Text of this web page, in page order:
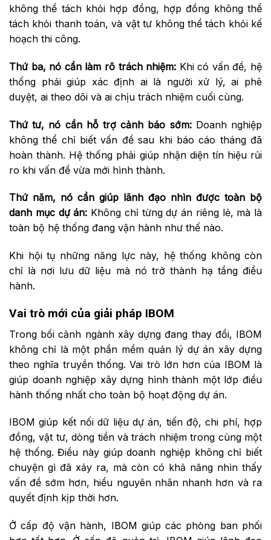
không thể tách khỏi hợp đồng, hợp đồng không thể
tách khỏi thanh toán, và vật tư không thể tách khỏi kế
hoạch thi công.
Thứ ba, nó cần làm rõ trách nhiệm: Khi có vấn đề, hệ
thống phải giúp xác định ai là người xử lý, ai phê
duyệt, ai theo dõi và ai chịu trách nhiệm cuối cùng.
Thứ tư, nó cần hỗ trợ cảnh báo sớm:Doanh nghiệp
không thể chỉ biết vấn đề sau khi báo cáo tháng đã
hoàn thành. Hệ thống phải giúp nhận diện tín hiệu rủi
ro khi vấn đề vừa mới hình thành.
Thứ năm, nó cần giúp lãnh đạo nhìn được toàn bộ
danh mục dự án: Không chỉ từng dự án riêng lẻ, mà là
toàn bộ hệ thống đang vận hành như thế nào.
Khi hội tụ những năng lực này, hệ thống không còn
chỉ là nơi lưu dữ liệu mà nó trở thành hạ tầng điều
hành.
Vai trò mới của giải pháp IBOM
Trong bối cảnh ngành xây dựng đang thay đổi, IBOM
không chỉ là một phần mềm quản lý dự án xây dựng
theo nghĩa truyền thống. Vai trò lớn hơn của IBOM là
giúp doanh nghiệp xây dựng hình thành một lớp điều
hành thống nhất cho toàn bộ hoạt động dự án.
IBOM giúp kết nối dữ liệu dự án, tiến độ, chi phí, hợp
đồng, vật tư, dòng tiền và trách nhiệm trong cùng một
hệ thống. Điều này giúp doanh nghiệp không chỉ biết
chuyện gì đã xảy ra, mà còn có khả năng nhìn thấy
vấn đề sớm hơn, hiểu nguyên nhân nhanh hơn và ra
quyết định kịp thời hơn.
Ở cấp độ vận hành, IBOM giúp các phòng ban phối